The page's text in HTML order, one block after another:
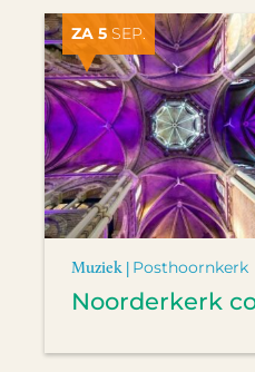
ZA 5 SEP.
Muziek | Posthoornkerk
Noorderkerk